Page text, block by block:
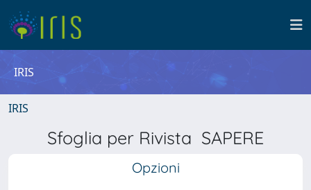
IRIS
IRIS
Sfoglia per Rivista SAPERE
Opzioni